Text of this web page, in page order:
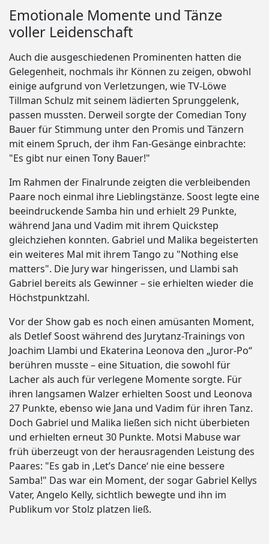
Emotionale Momente und Tänze
voller Leidenschaft
Auch die ausgeschiedenen Prominenten hatten die
Gelegenheit, nochmals ihr Können zu zeigen, obwohl
einige aufgrund von Verletzungen, wie TV-Löwe
Tillman Schulz mit seinem lädierten Sprunggelenk,
passen mussten. Derweil sorgte der Comedian Tony
Bauer für Stimmung unter den Promis und Tänzern
mit einem Spruch, der ihm Fan-Gesänge einbrachte:
"Es gibt nur einen Tony Bauer!"
Im Rahmen der Finalrunde zeigten die verbleibenden
Paare noch einmal ihre Lieblingstänze. Soost legte eine
beeindruckende Samba hin und erhielt 29 Punkte,
während Jana und Vadim mit ihrem Quickstep
gleichziehen konnten. Gabriel und Malika begeisterten
ein weiteres Mal mit ihrem Tango zu "Nothing else
matters". Die Jury war hingerissen, und Llambi sah
Gabriel bereits als Gewinner – sie erhielten wieder die
Höchstpunktzahl.
Vor der Show gab es noch einen amüsanten Moment,
als Detlef Soost während des Jurytanz-Trainings von
Joachim Llambi und Ekaterina Leonova den „Juror-Po“
berühren musste – eine Situation, die sowohl für
Lacher als auch für verlegene Momente sorgte. Für
ihren langsamen Walzer erhielten Soost und Leonova
27 Punkte, ebenso wie Jana und Vadim für ihren Tanz.
Doch Gabriel und Malika ließen sich nicht überbieten
und erhielten erneut 30 Punkte. Motsi Mabuse war
früh überzeugt von der herausragenden Leistung des
Paares: "Es gab in ‚Let’s Dance‘ nie eine bessere
Samba!" Das war ein Moment, der sogar Gabriel Kellys
Vater, Angelo Kelly, sichtlich bewegte und ihn im
Publikum vor Stolz platzen ließ.